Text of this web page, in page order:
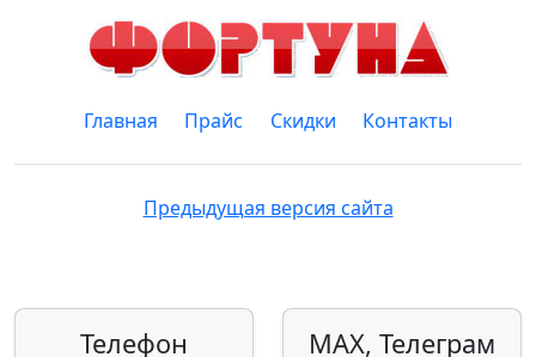
Главная Прайс Скидки Контакты
Предыдущая версия сайта
Телефон MAX, Телеграм